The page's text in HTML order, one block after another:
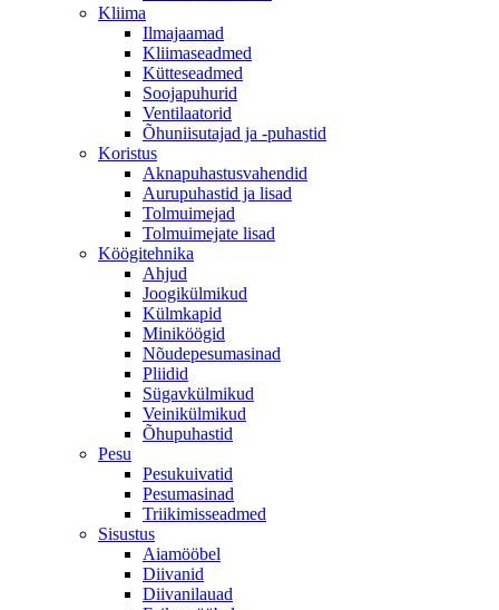
Kliima
Ilmajaamad
Kliimaseadmed
Kütteseadmed
Soojapuhurid
Ventilaatorid
Õhuniisutajad ja -puhastid
Koristus
Aknapuhastusvahendid
Aurupuhastid ja lisad
Tolmuimejad
Tolmuimejate lisad
Köögitehnika
Ahjud
Joogikülmikud
Külmkapid
Miniköögid
Nõudepesumasinad
Pliidid
Sügavkülmikud
Veinikülmikud
Õhupuhastid
Pesu
Pesukuivatid
Pesumasinad
Triikimisseadmed
Sisustus
Aiamööbel
Diivanid
Diivanilauad